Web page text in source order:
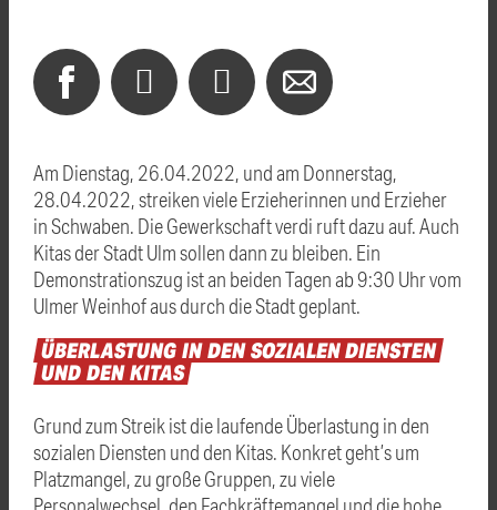
Am Dienstag, 26.04.2022, und am Donnerstag,
28.04.2022, streiken viele Erzieherinnen und Erzieher
in Schwaben. Die Gewerkschaft verdi ruft dazu auf. Auch
Kitas der Stadt Ulm sollen dann zu bleiben. Ein
Demonstrationszug ist an beiden Tagen ab 9:30 Uhr vom
Ulmer Weinhof aus durch die Stadt geplant.
ÜBERLASTUNG INDENSOZIALENDIENSTEN
UND DENKITAS
Grund zum Streik ist die laufende Überlastung in den
sozialen Diensten und den Kitas. Konkret geht’s um
Platzmangel, zu große Gruppen, zu viele
Personalwechsel, den Fachkräftemangel und die hohe